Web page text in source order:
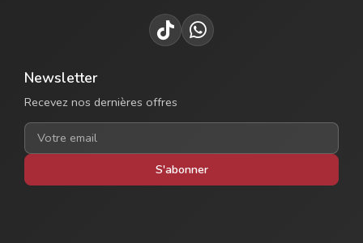
Newsletter
Recevez nos dernières offres
S'abonner